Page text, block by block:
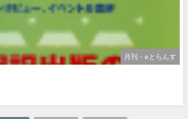
月刊・eとらんす